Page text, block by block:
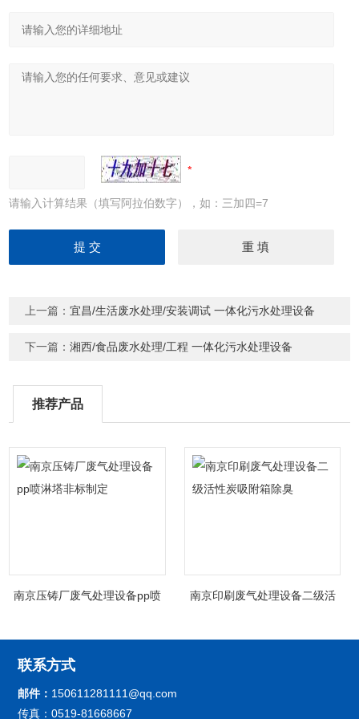
请输入计算结果（填写阿拉伯数字），如：三加四=7
上一篇：宜昌/生活废水处理/安装调试 一体化污水处理设备
下一篇：湘西/食品废水处理/工程 一体化污水处理设备
推荐产品
南京压铸厂废气处理设备pp喷
南京印刷废气处理设备二级活
联系方式
邮件： 150611281111@qq.com
传真：0519-81668667